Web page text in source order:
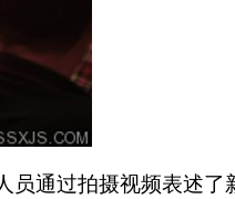
员通过拍摄视频表述